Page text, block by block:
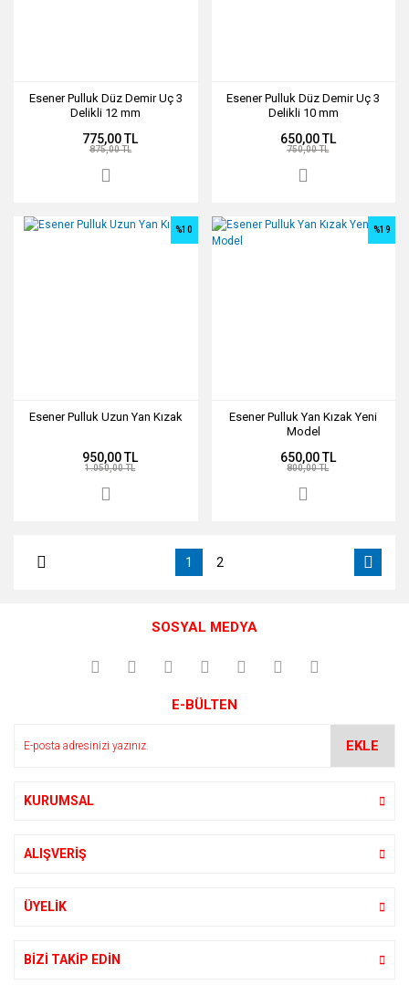
Esener Pulluk Düz Demir Uç 3
Delikli 12 mm
775,00 TL
875,00 TL
Esener Pulluk Düz Demir Uç 3
Delikli 10 mm
650,00 TL
750,00 TL
Esener Pulluk Uzun Yan Kızak
%10
950,00 TL
1.050,00 TL
Esener Pulluk Yan Kızak Yeni
Model
%19
650,00 TL
800,00 TL
1 2
SOSYAL MEDYA
E-BÜLTEN
EKLE
KURUMSAL
ALIŞVERİŞ
ÜYELİK
BİZİ TAKİP EDİN